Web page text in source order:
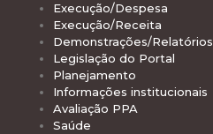
Execução/Despesa
Execução/Receita
Demonstrações/Relatórios
Legislação do Portal
Planejamento
Informações institucionais
Avaliação PPA
Saúde